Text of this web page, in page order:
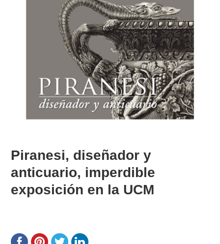
Piranesi, diseñador y
anticuario, imperdible
exposición en la UCM